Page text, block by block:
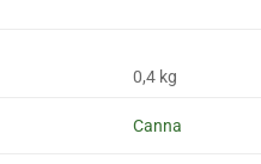
0,4 kg
Canna